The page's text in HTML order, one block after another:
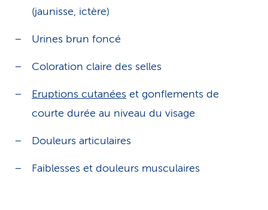
(jaunisse, ictère)
Urines brun foncé
Coloration claire des selles
Eruptions cutanées et gonflements de
courte durée au niveau du visage
Douleurs articulaires
Faiblesses et douleurs musculaires